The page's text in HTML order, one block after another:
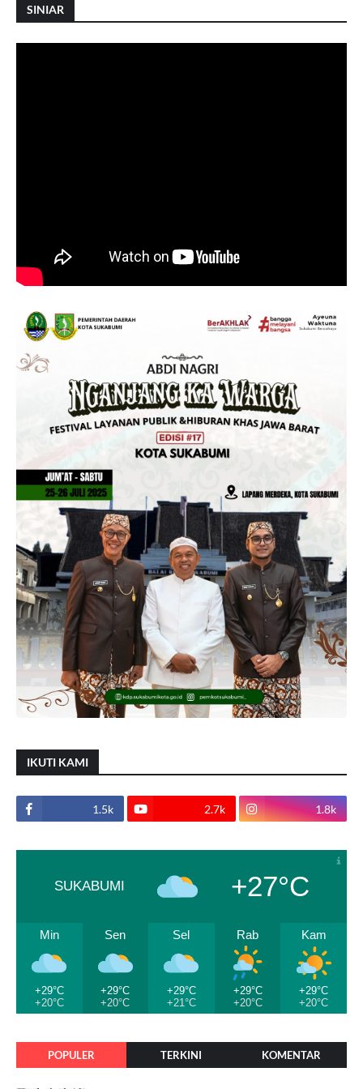
SINIAR
IKUTI KAMI
1.5k 2.7k 1.8k
SUKABUMI +27°C
Min
+29°C
+20°C
Sen
+29°C
+20°C
Sel
+29°C
+21°C
Rab
+29°C
+20°C
Kam
+29°C
+20°C
POPULER TERKINI KOMENTAR